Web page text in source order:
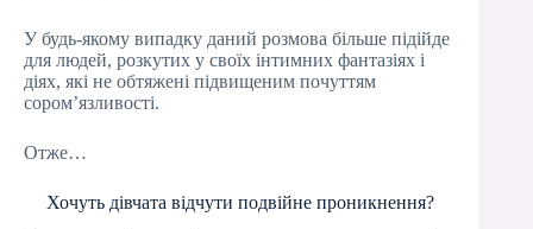
У будь-якому випадку даний розмова більше підійде
для людей, розкутих у своїх інтимних фантазіях і
діях, які не обтяжені підвищеним почуттям
сором’язливості.
Отже…
Хочуть дівчата відчути подвійне проникнення?